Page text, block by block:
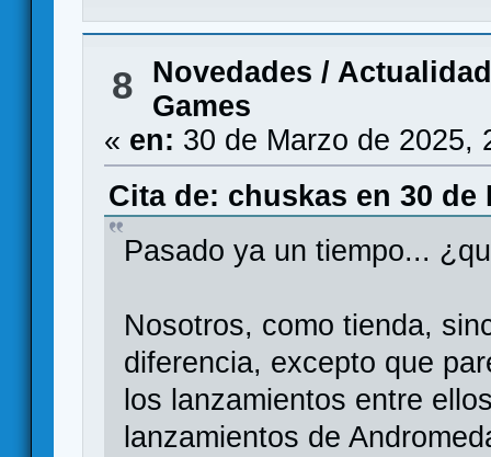
8
Novedades / Actualidad
Games
« en: 30 de Marzo de 2025,
Cita de: chuskas en 30 de
Pasado ya un tiempo...
Nosotros, como tienda,
diferencia, excepto que
los lanzamientos entre
lanzamientos de